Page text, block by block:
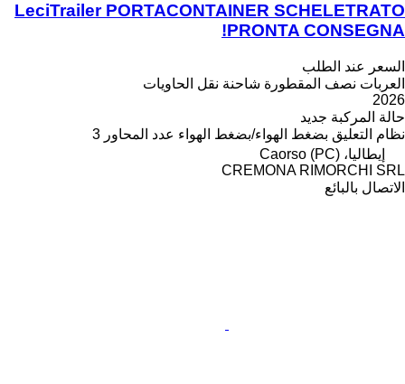
LeciTrailer PORTACONTAINER SCHELETRATO
PRONTA CONSEGNA!
السعر عند الطلب
العربات نصف المقطورة شاحنة نقل الحاويات
2026
حالة المركبة جديد
نظام التعليق بضغط الهواء/بضغط الهواء عدد المحاور 3
إيطاليا، Caorso (PC)
CREMONA RIMORCHI SRL
الاتصال بالبائع